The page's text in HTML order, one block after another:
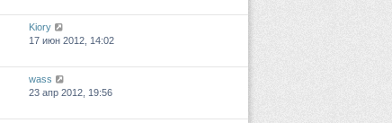
Kiory
17 июн 2012, 14:02
wass
23 апр 2012, 19:56